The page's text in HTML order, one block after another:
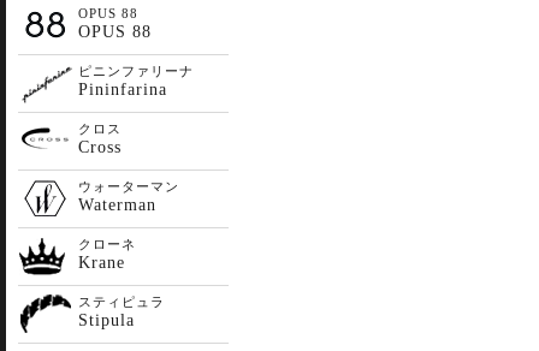
OPUS 88
OPUS 88
ピニンファリーナ
Pininfarina
クロス
Cross
ウォーターマン
Waterman
クローネ
Krane
スティピュラ
Stipula